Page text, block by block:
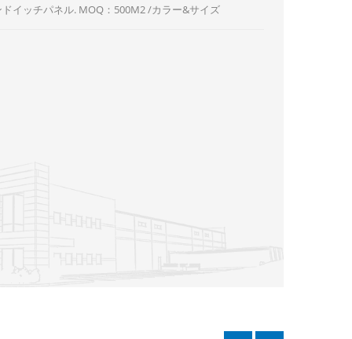
イッチパネル. MOQ：500M2 /カラー&サイズ